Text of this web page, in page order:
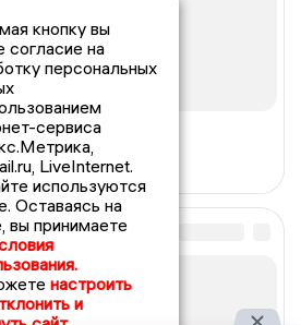
кнопку вы
согласие на
персональных
сервиса
LiveInternet.
используются
Оставаясь на
вы принимаете
настроить
и